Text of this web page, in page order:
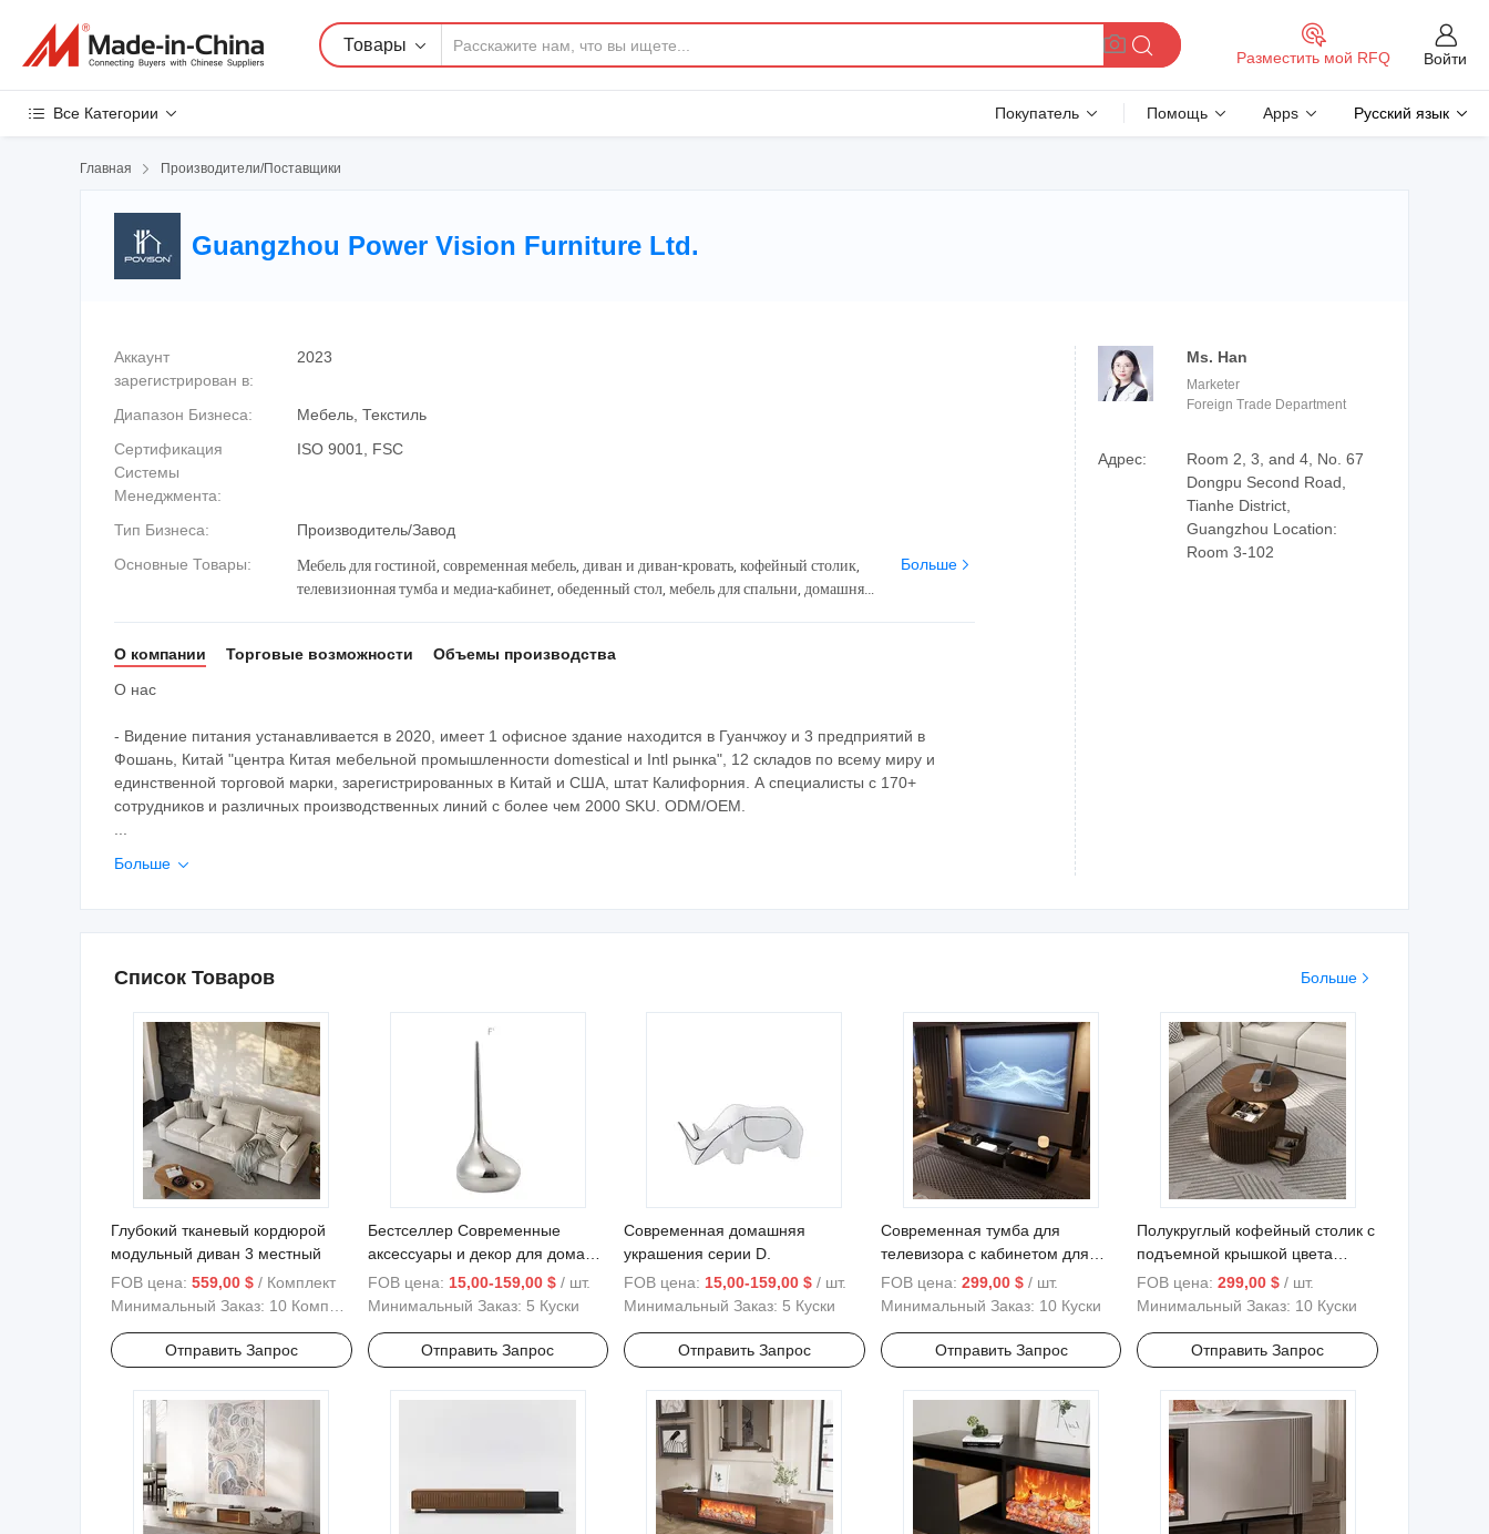
Товары
Разместить мой RFQ Войти
Все Категории Покупатель Помощь Apps Русский язык
Главная  Производители/Поставщики
Guangzhou Power Vision Furniture Ltd.
Ms. Han
Marketer
Foreign Trade Department
Адрес:
Room 2, 3, and 4, No. 67
Dongpu Second Road,
Tianhe District,
Guangzhou Location:
Room 3-102
Аккаунт
зарегистрирован в:
2023
Диапазон Бизнеса:
Мебель, Текстиль
Сертификация
Системы
Менеджмента:
ISO 9001, FSC
Тип Бизнеса:
Производитель/Завод
Основные Товары:
Мебель для гостиной, современная мебель, диван и диван-кровать, кофейный столик,
телевизионная тумба и медиа-кабинет, обеденный стол, мебель для спальни, домашняя
Больше
О компании Торговые возможности
Объемы производства
О нас
- Видение питания устанавливается в 2020, имеет 1 офисное здание находится в Гуанчжоу и 3 предприятий в
Фошань, Китай "центра Китая мебельной промышленности domestical и Intl рынка", 12 складов по всему миру и
единственной торговой марки, зарегистрированных в Китай и США, штат Калифорния. А специалисты с 170+
сотрудников и различных производственных линий с более чем 2000 SKU. ODM/OEM.
Больше 
Больше
Список Товаров
Глубокий тканевый кордюрой
модульный диван 3 местный
FOB цена: 559,00 $ / Комплект
Минимальный Заказ: 10 Комплекты
Отправить Запрос
Бестселлер Современные
аксессуары и декор для дома
Серия C
FOB цена: 15,00-159,00 $ / шт.
Минимальный Заказ: 5 Куски
Отправить Запрос
Современная домашняя
украшения серии D.
FOB цена: 15,00-159,00 $ / шт.
Минимальный Заказ: 5 Куски
Отправить Запрос
Современная тумба для
телевизора с кабинетом для
ультракороткофокусного
проектора
FOB цена: 299,00 $ / шт.
Минимальный Заказ: 10 Куски
Отправить Запрос
Полукруглый кофейный столик с
подъемной крышкой цвета
ореха в стиле середины века
FOB цена: 299,00 $ / шт.
Минимальный Заказ: 10 Куски
Отправить Запрос